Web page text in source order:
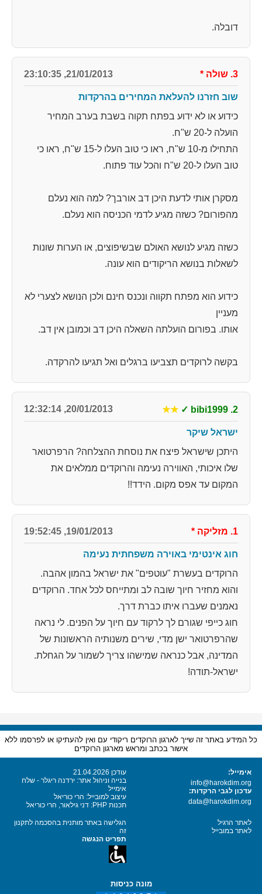
דובלה.
3. שולה *
21/01/2013, 23:10:35
שוב חזרנו להעלאת המחירים בהרקדות
כידוע או לא ידוע בפתח תקוה בשבת בערב המחיר
הועלה ל-20 ש"ח.
התחילו מ-10 ש"ח, ראו כי טוב העלו ל-15 ש"ח, ראו כי
טוב העלו ל-20 ש"ח והכל עוד פתוח.
מסקרן אותי לדעת היכן דב אורבך? למה הוא נעלם
מהפורום? כשזה מגיע לדמי הכניסה הוא נעלם.
כשזה מגיע לנושא האולם שבשיפוצים, או הערות שונות
לשאלות בנושא הריקודים הוא עונה.
כידוע הוא מפתח תקווה ונכנס חינם ולכן הנושא לצערי לא
מעניין
אותו. בפורום הועלתה השאלה היכן דב וכמובן אין דב.
בקשה לרוקדים תצביעו ברגלים ואל תגיעו להרקדה.
2. bibi1999
✓
★★
20/01/2013, 12:32:14
ישראל שיקר
היתכן שישראל פיצח את נוסחת ההצלחה? הרפרטואר
שלו איכותי, האווירה נעימה והרוקדים ממלאים את
המקום עד אפס מקום. הידד!!
1. מזליקה *
19/01/2013, 19:52:45
חוג אינטימי באוירה משפחתית נעימה
הרוקדים בעשרת "עוטפים" את ישראל בהמון אהבה.
והוא מחזיר חיוך שובה לב ומתייחס לכל אחד. הרוקדים
נאמנים שעברו איתו כברת דרך.
חוג כייפי שגורם לך לרקוד עם חיוך על הפנים. לי נראה
שהרפרטואר ישן מדי, שירים משנותיה הראשונות של
המדינה, אבל כנראה שמישהו צריך לשמור על הגחלת.
ישראל-תודה!
כל המידע באתר זה שייך לארגון הרוקדים ריקודי עם ואין להעתיקו או לפרסמו ללא
אישור בכתב ומראש מארגון הרוקדים
אימייל:
info@harokdim.org
עדכון לגבי הרקדות:
data@harokdim.org
עודכן 21.04.2026
בנייה וניהול אתר: ירדנה ריגלר - שלח
אימייל
עיצוב למובייל: הרי כוריאל
תכנות PHP: דני גילאור, הרי כוריאל
לאתר הרגיל
לאתר במובייל
הגלישה באתר מותנית בהסכמה לתקנון
זה
תפריט הנגשה
מונה כניסות